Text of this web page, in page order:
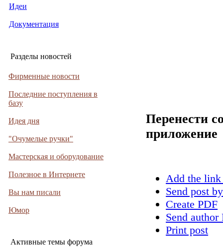
Идеи
Документация
Разделы новостей
Фирменные новости
Последние поступления в
базу
Идея дня
"Очумелые ручки"
Мастерская и оборудование
Полезное в Интернете
Вы нам писали
Юмор
Активные темы форума
Перенести
приложение
Add the
Send post
Create PDF
Send
Print post